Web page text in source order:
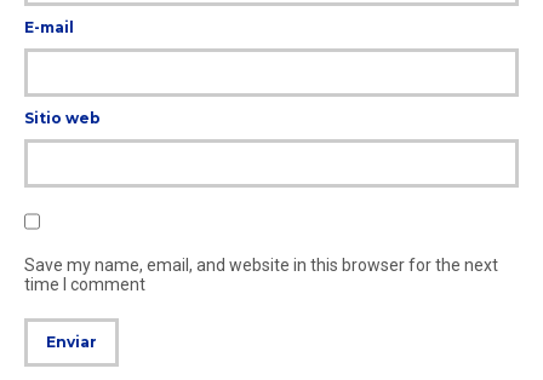
E-mail
Sitio web
Save my name, email, and website in this browser for the next
time I comment